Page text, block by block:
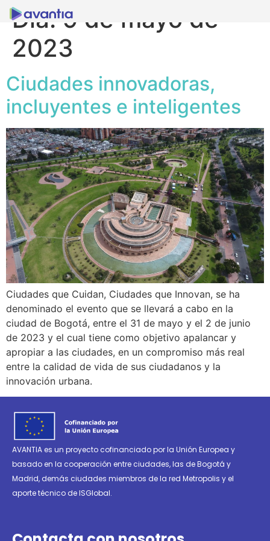
Día:9 de mayo de
2023
Ciudades innovadoras,
incluyentes e inteligentes
Ciudades que Cuidan, Ciudades que Innovan, se ha
denominado el evento que se llevará a cabo en la
ciudad de Bogotá, entre el 31 de mayo y el 2 de junio
de 2023 y el cual tiene como objetivo apalancar y
apropiar a las ciudades, en un compromiso más real
entre la calidad de vida de sus ciudadanos y la
innovación urbana.
AVANTIA es un proyecto cofinanciado por la Unión Europea y
basado en la cooperación entre ciudades, las de Bogotá y
Madrid, demás ciudades miembros de la red Metropolis y el
aporte técnico de ISGlobal.